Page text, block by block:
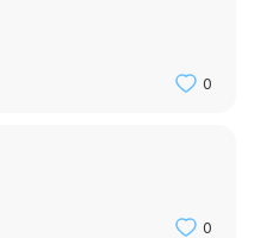
0
0